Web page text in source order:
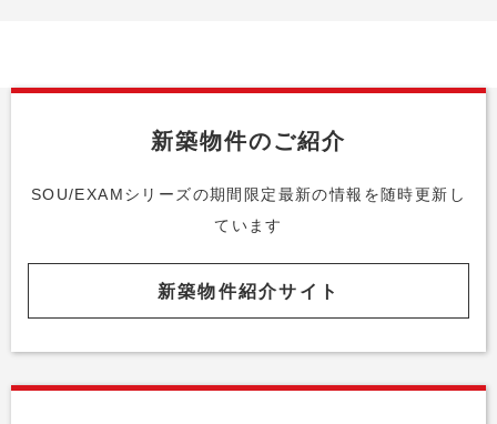
新築物件のご紹介
SOU/EXAMシリーズの期間限定最新の情報を随時更新し
ています
新築物件紹介サイト